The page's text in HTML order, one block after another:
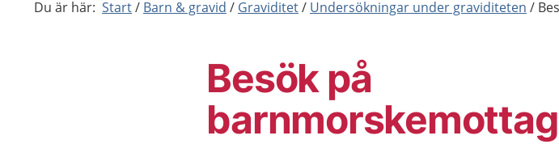
Du är här: Start Barn & gravid Graviditet Undersökningar under graviditeten
Besök på